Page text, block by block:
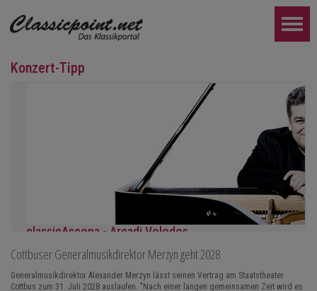
Konzert-Tipp
classicAscona - Arcadi Volodos
Klavierrezital
Samstag, 19.09, 19:30 in Ascona
Cottbuser Generalmusikdirektor Merzyn geht 2028
Generalmusikdirektor Alexander Merzyn lässt seinen Vertrag am Staatstheater
Cottbus zum 31. Juli 2028 auslaufen. "Nach einer langen gemeinsamen Zeit wird es